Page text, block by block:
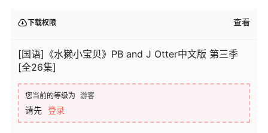
下载权限 查看
[国语]《水獭小宝贝》PB and J Otter中文版 第三季
[全26集]
您当前的等级为 游客
请先 登录